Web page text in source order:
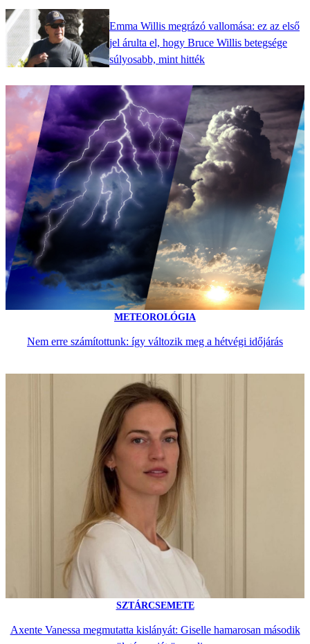
Emma Willis megrázó vallomása: ez az első
jel árulta el, hogy Bruce Willis betegsége
súlyosabb, mint hitték
METEOROLÓGIA
Nem erre számítottunk: így változik meg a hétvégi időjárás
SZTÁRCSEMETE
Axente Vanessa megmutatta kislányát: Giselle hamarosan második